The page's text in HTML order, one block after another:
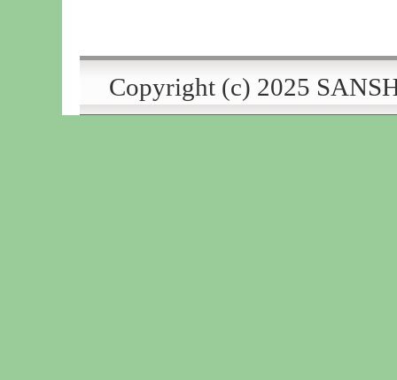
Copyright (c) 2025